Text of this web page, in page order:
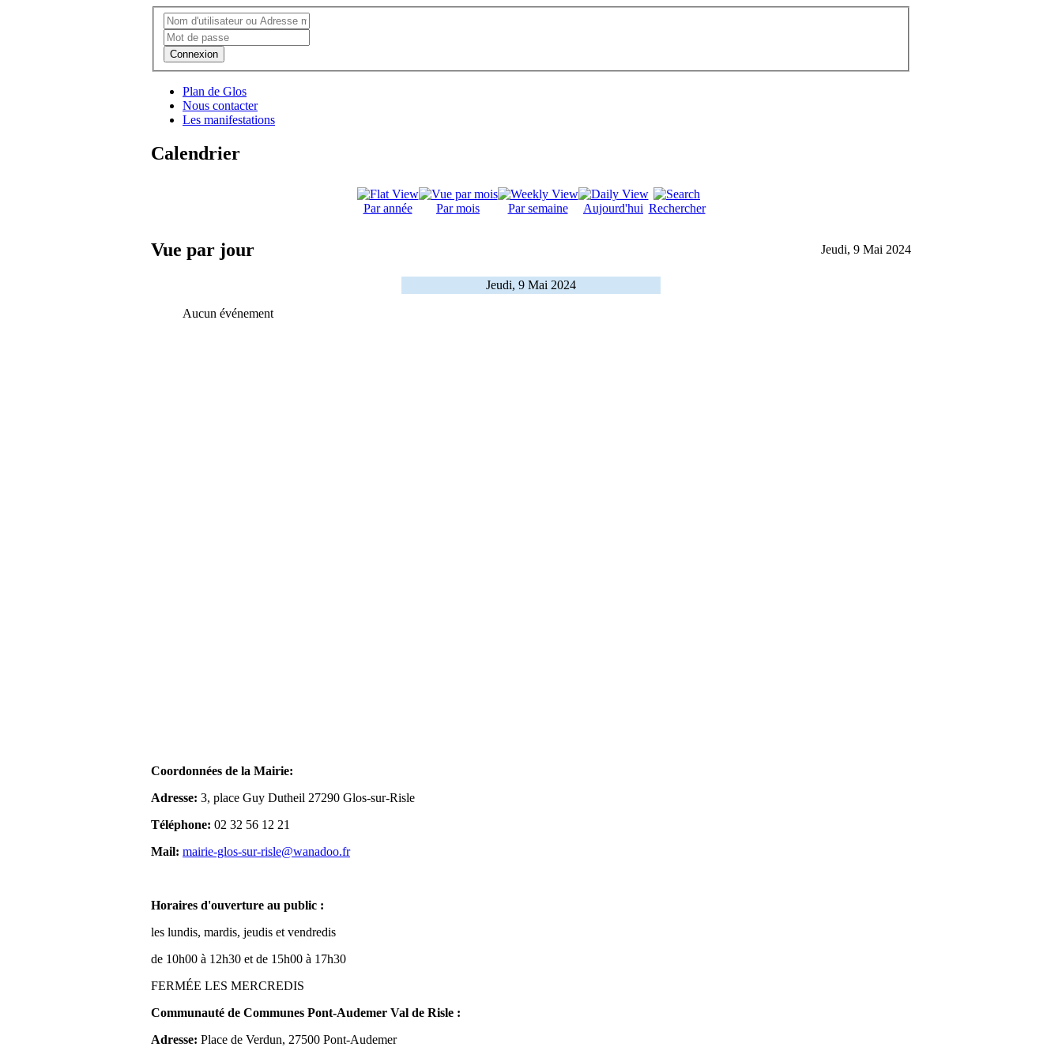
Connexion
Plan de Glos
Nous contacter
Les manifestations
Calendrier
Par année Par mois Par semaine Aujourd'hui Rechercher
Vue par jour Jeudi, 9 Mai 2024
Jeudi, 9 Mai 2024
Aucun événement
Coordonnées de la Mairie:
Adresse: 3, place Guy Dutheil 27290 Glos-sur-Risle
Téléphone: 02 32 56 12 21
Mail: mairie-glos-sur-risle@wanadoo.fr
Horaires d'ouverture au public :
les lundis, mardis, jeudis et vendredis
de 10h00 à 12h30 et de 15h00 à 17h30
FERMÉE LES MERCREDIS
Communauté de Communes Pont-Audemer Val de Risle :
Adresse: Place de Verdun, 27500 Pont-Audemer